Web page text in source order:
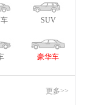
SUV
豪华车
更多>>